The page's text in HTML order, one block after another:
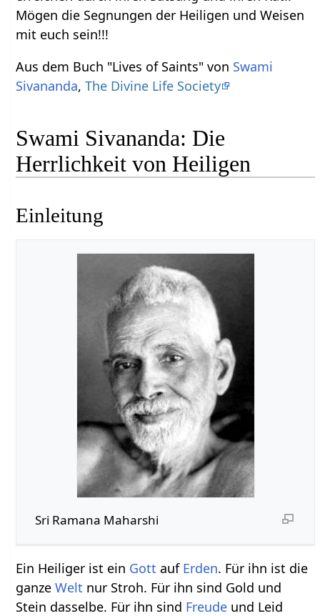
Mögen die Segnungen der Heiligen und Weisen
mit euch sein!!!
Aus dem Buch "Lives of Saints" von Swami
Sivananda,The Divine Life Society
Swami Sivananda: Die
Herrlichkeit von Heiligen
Einleitung
Sri Ramana Maharshi
Ein Heiliger ist ein Gott auf Erden. Für ihn ist die
ganzeWelt nur Stroh. Für ihn sind Gold und
Stein dasselbe. Für ihn sind Freude und Leid